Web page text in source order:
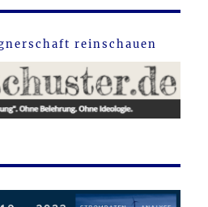
reinschauen